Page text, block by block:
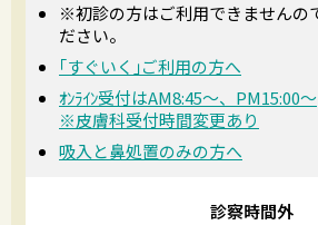
※初診の方はご利用できませんの
ださい。
｢すぐいく｣ご利用の方へ
ｵﾝﾗｲﾝ受付はAM8:45〜、PM15:00〜
※皮膚科受付時間変更あり
吸入と鼻処置のみの方へ
診察時間外